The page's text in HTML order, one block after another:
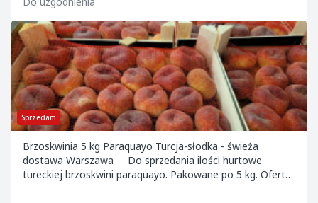
Sprzedam
Brzoskwinia 5 kg Paraquayo Turcja-słodka - świeża
dostawa Warszawa Do sprzedania ilości hurtowe
tureckiej brzoskwini paraquayo. Pakowane po 5 kg. Oferta